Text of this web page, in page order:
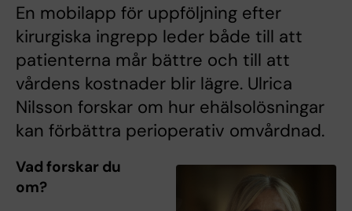
En mobilapp för uppföljning efter
kirurgiska ingrepp leder både till att
patienterna mår bättre och till att
vårdens kostnader blir lägre. Ulrica
Nilsson forskar om hur ehälsolösningar
kan förbättra perioperativ omvårdnad.
Vad forskar du
om?